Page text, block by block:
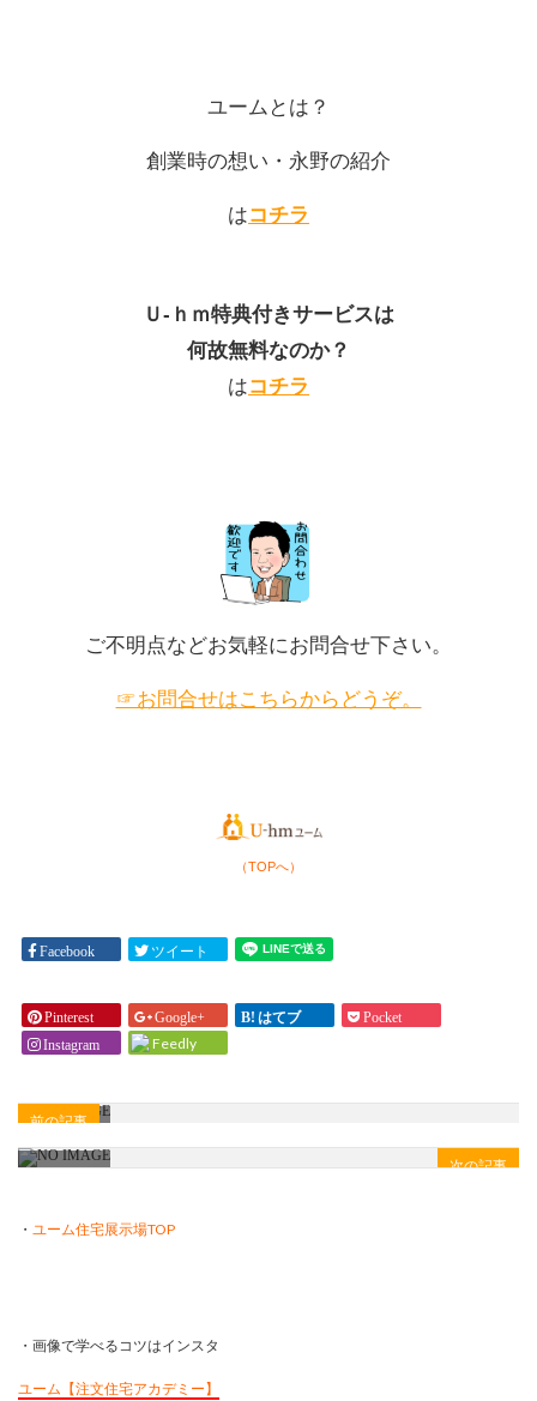
ユームとは？
創業時の想い ・永野の紹介
はコチラ
Ｕ-ｈｍ特典付きサービスは
何故無料なのか？
はコチラ
ご不明点などお気軽にお問合せ下さい。
☞お問合せはこちらからどうぞ。
（TOPへ）
Facebook ツイート
Pinterest Google+ はてブ
Pocket
Instagram
Feedly
前の記事
りま
う
か？
次の記事
ほど
出す
良い
でし
」
・ ユーム住宅展示場TOP
・画像で学べるコツはインスタ
ユーム【注文住宅アカデミー】